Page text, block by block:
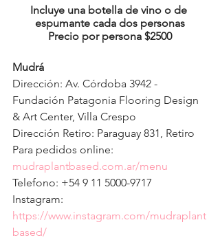
Incluye una botella de vino o de
espumante cada dos personas
Precio por persona $2500
Mudrá
Dirección: Av. Córdoba 3942 -
Fundación Patagonia Flooring Design
& Art Center, Villa Crespo
Dirección Retiro: Paraguay 831, Retiro
Para pedidos online:
mudraplantbased.com.ar/menu
Telefono: +54 9 11 5000-9717
Instagram:
https://www.instagram.com/mudraplant
based/